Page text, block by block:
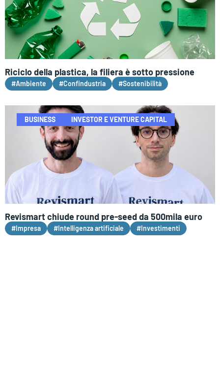
Riciclo della plastica, la filiera è sotto pressione
#Ambiente #Confindustria #Sostenibilità
BUSINESS INVESTOR E VENTURE CAPITAL
Revismart chiude round pre-seed da 500mila euro
#Impresa #Intelligenza artificiale #Investimenti